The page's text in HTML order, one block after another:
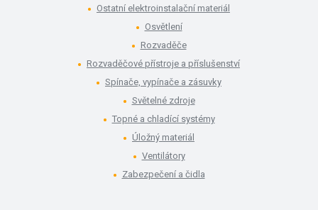
Ostatní elektroinstalační materiál
Osvětlení
Rozvaděče
Rozvaděčové přístroje a příslušenství
Spínače, vypínače a zásuvky
Světelné zdroje
Topné a chladící systémy
Úložný materiál
Ventilátory
Zabezpečení a čidla